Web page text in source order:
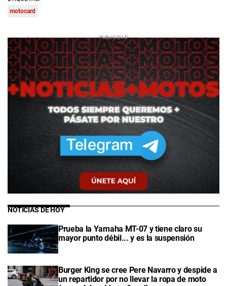
motocard
NOTICIAS DE HOY
Prueba la Yamaha MT-07 y tiene claro su
mayor punto débil... y es la suspensión
Burger King se cree Pere Navarro y despide a
un repartidor por no llevar la ropa de moto